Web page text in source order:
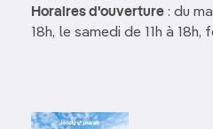
Horaires d'ouverture : du
18h, le samedi de 11h à 18h,